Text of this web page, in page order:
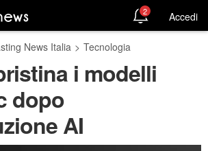
2 Accedi
News Italia > Tecnologia
i modelli
dopo
AI